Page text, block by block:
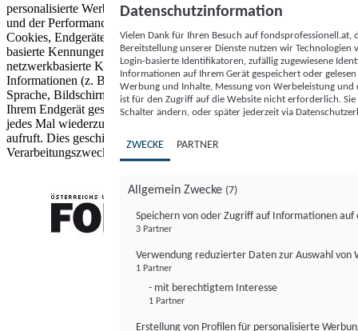
personalisierte Werbung und Inhalte, Messung von Werbeleistung
und der Performance von Inhalten sowie Zielgruppenforschung.
Cookies, Endgeräte- oder ähnliche Online-Kennungen (z. B. login-
basierte Kennungen, zufällig generierte Kennungen,
netzwerkbasierte Kennungen) können zusammen mit anderen
Informationen (z. B. Browsertyp und Browserinformationen,
Sprache, Bildschirmgröße, unterstützte Technologien usw.) auf
Ihrem Endgerät gespeichert oder von dort ausgelesen werden, um es
jedes Mal wiederzuerkennen, wenn es eine App oder einer Webseite
aufruft. Dies geschieht für einen oder mehrere der hier aufgeführten
Verarbeitungszwecke.
Datenschutzinformation
Vielen Dank für Ihren Besuch auf
Bereitstellung unserer Dienste nutzen wir Technologien
Login-basierte Identifikatoren, zufällig zugewiesene
Informationen auf Ihrem Gerät gespeichert oder
Werbung und Inhalte, Messung von Werbeleistung
ist für den Zugriff auf die Website nicht erforderlich.
Schalter ändern, oder später jederzeit via
ZWECKE PARTNER
Allgemein Zwecke (7)
Speichern von oder Zugriff auf Informationen auf
3 Partner
Verwendung reduzierter Daten zur Auswahl von
1 Partner
- mit berechtigtem Interesse
1 Partner
Erstellung von Profilen für personalisierte
FONDS professionell